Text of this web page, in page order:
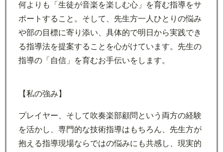
何よりも「生徒が音楽を楽しむ心」を育む指導をサ
ポートすること。そして、先生方一人ひとりの悩み
や部の目標に寄り添い、具体的で明日から実践でき
る指導法を提案することを心がけています。先生の
指導の「自信」を育むお手伝いをします。
【私の強み】
プレイヤー、そして吹奏楽部顧問という両方の経験
を活かし、専門的な技術指導はもちろん、先生方が
抱える指導現場ならではの悩みにも共感し、現実的